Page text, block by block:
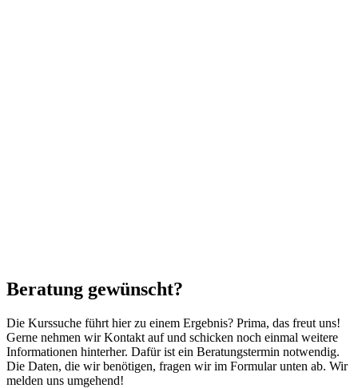
Beratung gewünscht?
Die Kurssuche führt hier zu einem Ergebnis? Prima, das freut uns!
Gerne nehmen wir Kontakt auf und schicken noch einmal weitere
Informationen hinterher. Dafür ist ein Beratungstermin notwendig.
Die Daten, die wir benötigen, fragen wir im Formular unten ab. Wir
melden uns umgehend!